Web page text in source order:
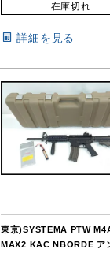
在庫切れ
詳細を見る
東京)SYSTEMA PTW
MAX2 KAC NBORDE ア